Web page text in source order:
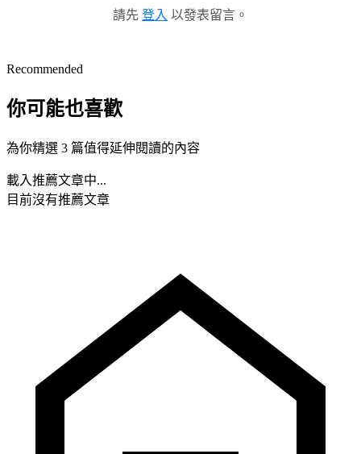
請先 登入 以發表留言。
Recommended
你可能也喜歡
為你精選 3 篇值得延伸閱讀的內容
載入推薦文章中...
目前沒有推薦文章